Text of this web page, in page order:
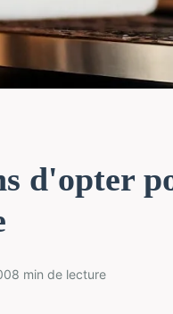
d'opter
8 min de lecture